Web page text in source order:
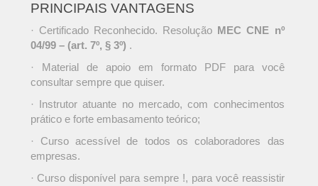
PRINCIPAIS VANTAGENS
· Certificado Reconhecido. Resolução MEC CNE nº
04/99 – (art. 7º, § 3º) .
· Material de apoio em formato PDF para você
consultar sempre que quiser.
· Instrutor atuante no mercado, com conhecimentos
prático e forte embasamento teórico;
· Curso acessível de todos os colaboradores das
empresas.
· Curso disponível para sempre !, para você reassistir